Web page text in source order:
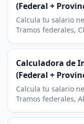
(Federal +
Calcula tu salario
Tramos federales,
BPA.
Calculadora de
(Federal +
Calcula tu salario
Tramos federales,
propio.